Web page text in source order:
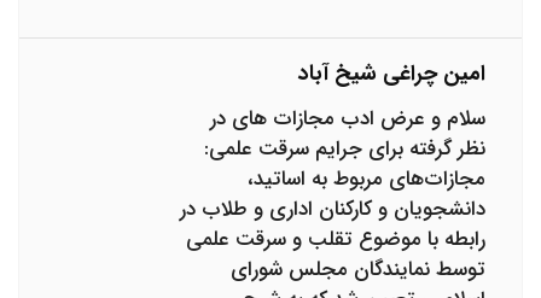
امین چراغی شیخ آباد
سلام و عرض ادب مجازات های در
نظر گرفته برای جرایم سرقت علمی:
مجازات‌های مربوط به اساتید،
دانشجویان و کارکنان اداری و طلاب در
رابطه با موضوع تقلب و سرقت علمی
توسط نمایندگان مجلس شورای